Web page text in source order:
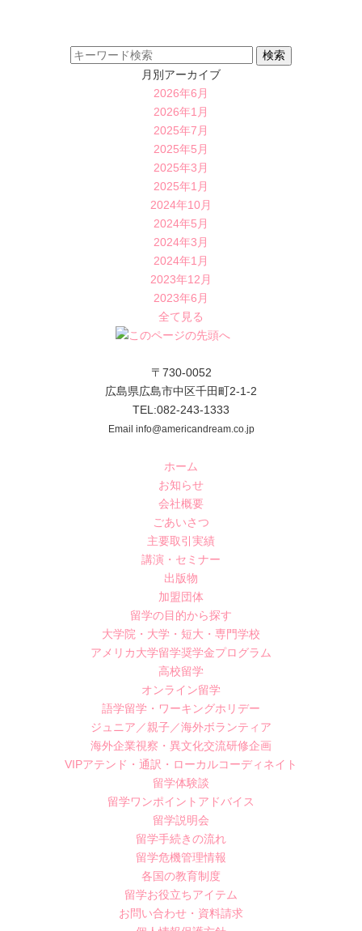
月別アーカイブ
2026年6月
2026年1月
2025年7月
2025年5月
2025年3月
2025年1月
2024年10月
2024年5月
2024年3月
2024年1月
2023年12月
2023年6月
全て見る
〒730-0052
広島県広島市中区千田町2-1-2
TEL:082-243-1333
Email info@americandream.co.jp
ホーム
お知らせ
会社概要
ごあいさつ
主要取引実績
講演・セミナー
出版物
加盟団体
留学の目的から探す
大学院・大学・短大・専門学校
アメリカ大学留学奨学金プログラム
高校留学
オンライン留学
語学留学・ワーキングホリデー
ジュニア／親子／海外ボランティア
海外企業視察・異文化交流研修企画
VIPアテンド・通訳・ローカルコーディネイト
留学体験談
留学ワンポイントアドバイス
留学説明会
留学手続きの流れ
留学危機管理情報
各国の教育制度
留学お役立ちアイテム
お問い合わせ・資料請求